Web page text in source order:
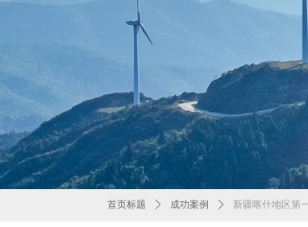
首页标题 ꄲ 成功案例 ꄲ 新疆喀什地区第